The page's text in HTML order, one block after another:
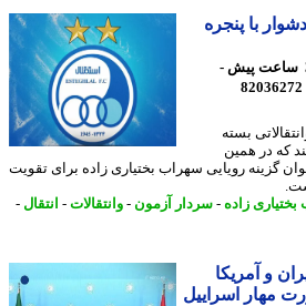
با پنجره
پیش -
بسته
در همین
رویایی سهراب بختیاری زاده برای تقویت
زاده - سردار آزمون -وانتقالات-انتقال-
و آمریکا
اسراییل